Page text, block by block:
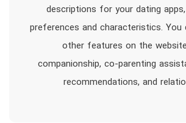
descriptions for your dating
preferences and characteristics. You
other features on the
companionship, co-parenting
recommendations, and